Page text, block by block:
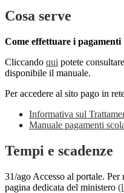
Cosa serve
Come effettuare i pagamenti
Cliccando qui potete
disponibile il manuale.
Per accedere al sito pago in
Informativa sul
Manuale pagamenti
Tempi e scadenze
31/ago Accesso al portale.
pagina dedicata del ministero